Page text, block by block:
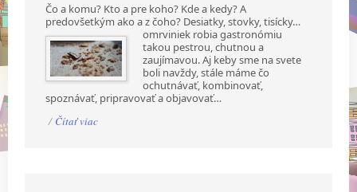
Čo a komu? Kto a pre koho? Kde a kedy? A
predovšetkým ako a z čoho? Desiatky, stovky,tisícky…
omrviniek robia gastronómiu
takou pestrou, chutnou a
zaujímavou. Aj keby sme na svete
boli navždy, stále máme čo
ochutnávať, kombinovať,
spoznávať, pripravovať a objavovať…
/ Čítať viac